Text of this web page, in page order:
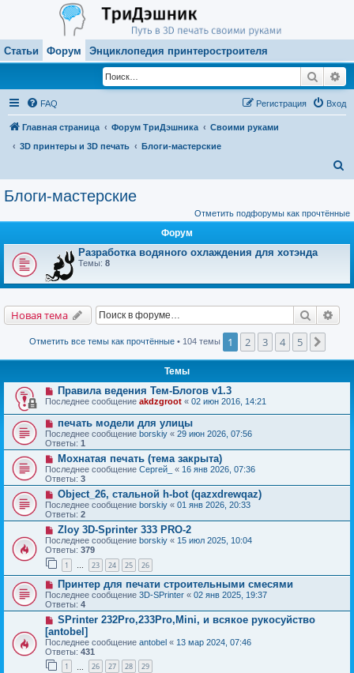
Статьи Форум Энциклопедия принтеростроителя
Поиск
FAQ Вход
Регистрация
Главная страница Форум ТриДэшника
Своими руками
3D принтеры и 3D печать
Блоги-мастерские
с
Блоги-мастерские
Отметить подфорумы как прочтённые
Форум
Разработка водяного охлаждения для хотэнда
Темы: 8
Новая тема Поиск
Отметить все темы как прочтённые• 104 темы 1 2 3 4 5
Темы
Правила ведения Тем-Блогов v1.3
Последнее сообщение akdzgroot « 02 июн 2016, 14:21
печать модели для улицы
Последнее сообщение borskiy « 29 июн 2026, 07:56
Ответы: 1
Мохнатая печать (тема закрыта)
Последнее сообщение Сергей_ « 16 янв 2026, 07:36
Ответы: 3
Object_26, стальной h-bot (qazxdrewqaz)
Последнее сообщение borskiy « 01 янв 2026, 20:33
Ответы: 2
Zloy 3D-Sprinter 333 PRO-2
Последнее сообщение borskiy « 15 июл 2025, 10:04
Ответы: 379
1 … 23 24 25 26
Принтер для печати строительными смесями
Последнее сообщение 3D-SPrinter « 02 янв 2025, 19:37
Ответы: 4
SPrinter 232Pro,233Pro,Mini, и всякое рукосуйство
[antobel]
Последнее сообщение antobel « 13 мар 2024, 07:46
Ответы: 431
1 26 27 28 29